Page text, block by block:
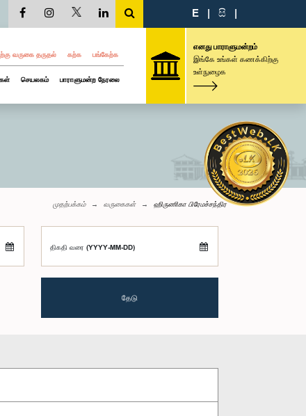
E | සි |
வருகை தருதல் கற்க பங்கேற்க
செயலகம் பாராளுமன்ற நேரலை
எனது பாராளுமன்றம்
இங்கே உங்கள் கணக்கிற்கு
உள்நுழைக
முதற்பக்கம் வருகைகள் ஹிருணிகா பிரேமச்சந்திர
திகதி வரை (YYYY-MM-DD)
தேடு